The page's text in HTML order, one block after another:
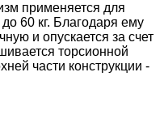
применяется для
60 кг. Благодаря ему
и опускается за счет
торсионной
части конструкции -